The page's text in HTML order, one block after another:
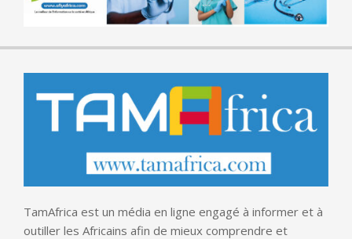
TamAfrica est un média en ligne engagé à informer et à
outiller les Africains afin de mieux comprendre et